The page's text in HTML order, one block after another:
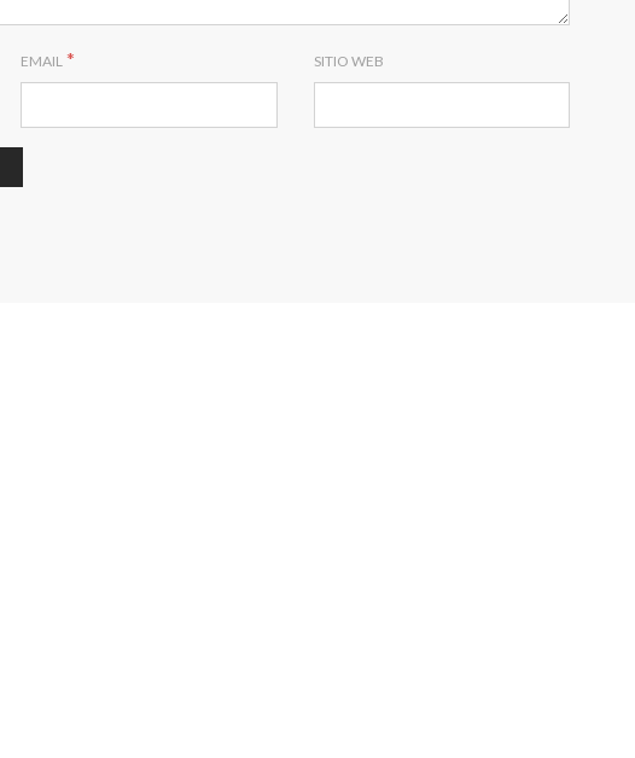
EMAIL * SITIO WEB